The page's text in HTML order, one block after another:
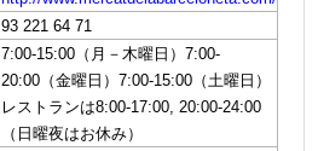
93 221 64 71
7:00-15:00（月－木曜日）7:00-
20:00（金曜日）7:00-15:00（土曜日）
レストランは8:00-17:00, 20:00-24:00
（日曜夜はお休み）